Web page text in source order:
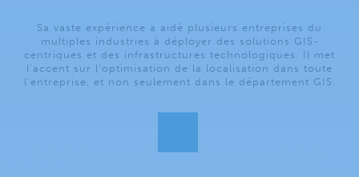
Sa vaste expérience a aidé plusieurs entreprises du
multiples industries à déployer des solutions GIS-
centriques et des infrastructures technologiques. Il met
l’accent sur l’optimisation de la localisation dans toute
l’entreprise, et non seulement dans le département GIS.